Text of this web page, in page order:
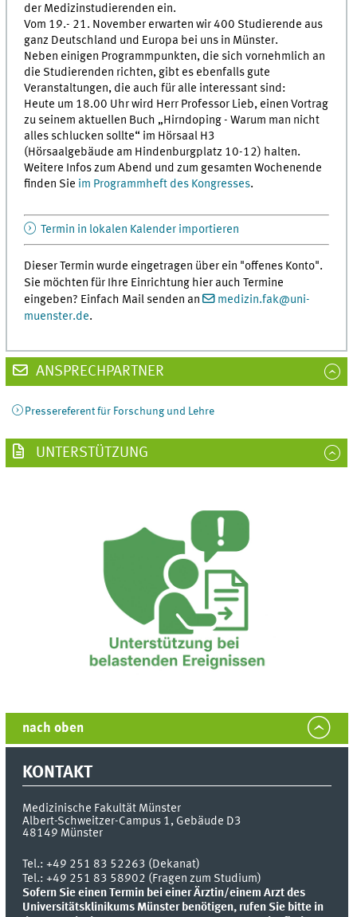
der Medizinstudierenden ein.
Vom 19.- 21. November erwarten wir 400 Studierende aus
ganz Deutschland und Europa bei uns in Münster.
Neben einigen Programmpunkten, die sich vornehmlich an
die Studierenden richten, gibt es ebenfalls gute
Veranstaltungen, die auch für alle interessant sind:
Heute um 18.00 Uhr wird Herr Professor Lieb, einen Vortrag
zu seinem aktuellen Buch „Hirndoping - Warum man nicht
alles schlucken sollte“ im Hörsaal H3
(Hörsaalgebäude am Hindenburgplatz 10-12) halten.
Weitere Infos zum Abend und zum gesamten Wochenende
finden Sie im Programmheft des Kongresses.
Termin in lokalen Kalender importieren
Dieser Termin wurde eingetragen über ein "offenes Konto".
Sie möchten für Ihre Einrichtung hier auch Termine
eingeben? Einfach Mail senden an
medizin.fak@uni-
muenster.de.
ANSPRECHPARTNER
Pressereferent für Forschung und Lehre
UNTERSTÜTZUNG
nach oben
KONTAKT
Medizinische Fakultät Münster
Albert-Schweitzer-Campus 1, Gebäude D3
48149 Münster
Tel.:+49 251 83 52263 (Dekanat)
Tel.: +49 251 83 58902 (Fragen zum Studium)
Sofern Sie einen Termin bei einer Ärztin/einem Arzt des
Universitätsklinikums Münster benötigen, rufen Sie bitte in